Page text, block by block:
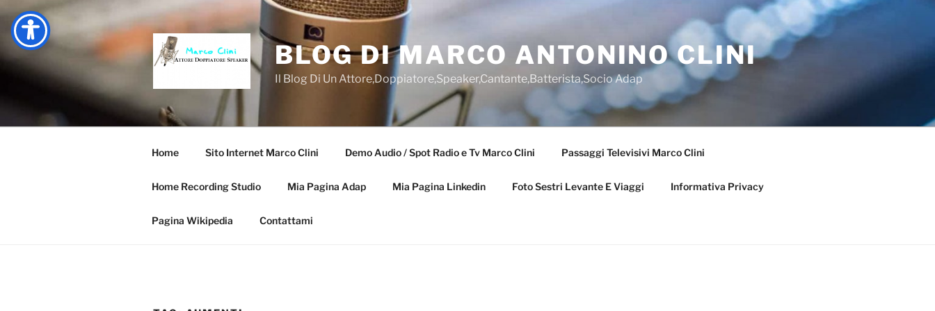
Salta
contenuto
BLOG DI MARCO ANTONINO CLINI
Il Blog Di Un Attore,Doppiatore,Speaker,Cantante,Batterista,Socio Adap
Home Sito Internet Marco Clini Demo Audio / Spot Radio e Tv Marco Clini Passaggi Televisivi Marco Clini
Home Recording Studio Mia Pagina Adap Mia Pagina Linkedin Foto Sestri Levante E Viaggi Informativa Privacy
Pagina Wikipedia Contattami